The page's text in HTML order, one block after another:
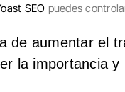
SEO puedes
de aumentar el
la importancia